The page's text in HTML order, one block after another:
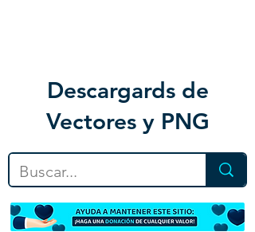
Descargards de
Vectores y PNG